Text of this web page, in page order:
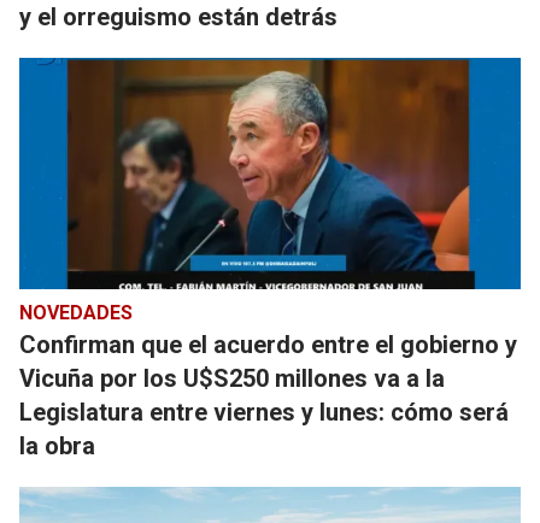
y el orreguismo están detrás
NOVEDADES
Confirman que el acuerdo entre el gobierno y
Vicuña por los U$S250 millones va a la
Legislatura entre viernes y lunes: cómo será
la obra